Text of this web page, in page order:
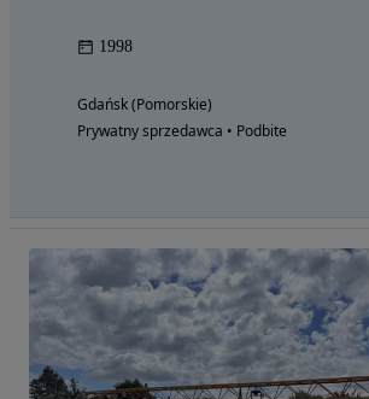
1998
Gdańsk (Pomorskie)
Prywatny sprzedawca • Podbite